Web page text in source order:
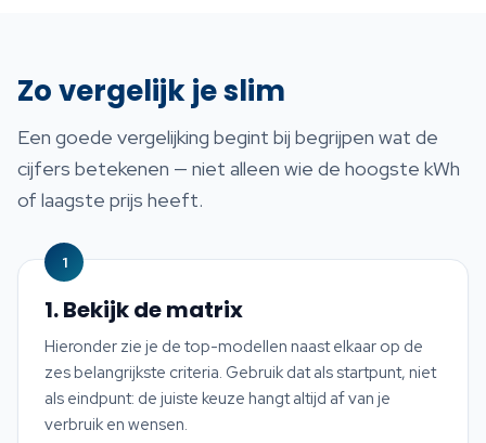
Zo vergelijk je slim
Een goede vergelijking begint bij begrijpen wat de
cijfers betekenen — niet alleen wie de hoogste kWh
of laagste prijs heeft.
1
1. Bekijk de matrix
Hieronder zie je de top-modellen naast elkaar op de
zes belangrijkste criteria. Gebruik dat als startpunt, niet
als eindpunt: de juiste keuze hangt altijd af van je
verbruik en wensen.